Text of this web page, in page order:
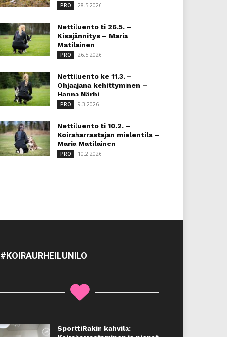
PRO 28.5.2026
Nettiluento ti 26.5. –
Kisajännitys – Maria
Matilainen
PRO 26.5.2026
Nettiluento ke 11.3. –
Ohjaajana kehittyminen –
Hanna Närhi
PRO 9.3.2026
Nettiluento ti 10.2. –
Koiraharrastajan mielentila –
Maria Matilainen
PRO 10.2.2026
#KOIRAURHEILUNILO
SporttiRakin kahvila: